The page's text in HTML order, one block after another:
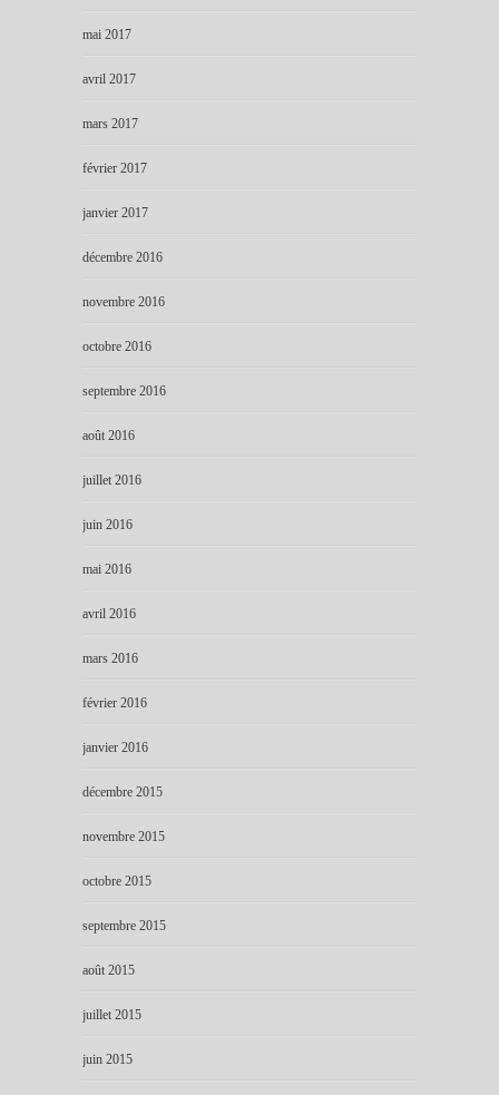
mai 2017
avril 2017
mars 2017
février 2017
janvier 2017
décembre 2016
novembre 2016
octobre 2016
septembre 2016
août 2016
juillet 2016
juin 2016
mai 2016
avril 2016
mars 2016
février 2016
janvier 2016
décembre 2015
novembre 2015
octobre 2015
septembre 2015
août 2015
juillet 2015
juin 2015